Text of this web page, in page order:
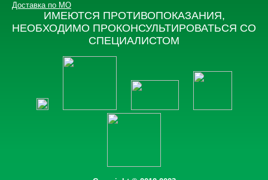
ИМЕЮТСЯ ПРОТИВОПОКАЗАНИЯ,
НЕОБХОДИМО ПРОКОНСУЛЬТИРОВАТЬСЯ СО
СПЕЦИАЛИСТОМ
Доставка по МО